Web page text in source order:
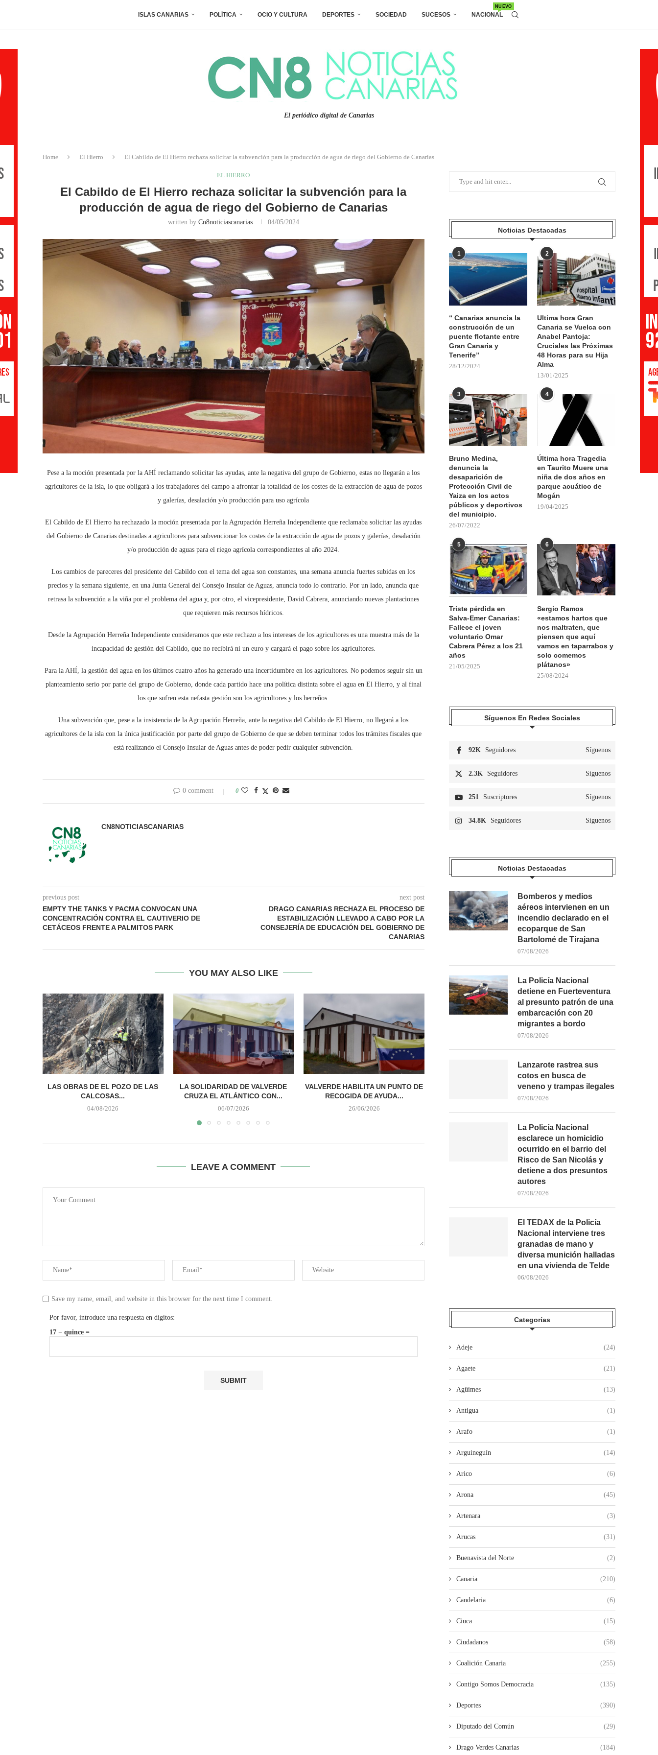
ISLAS CANARIAS POLÍTICA OCIO Y CULTURA DEPORTES SOCIEDAD SUCESOS NACIONAL
NUEVO
El periódico digital de Canarias
Home El Hierro El Cabildo de El Hierro rechaza solicitar la subvención para la producción de agua de riego del Gobierno de Canarias
EL HIERRO
El Cabildo de El Hierro rechaza solicitar la subvención para la
producción de agua de riego del Gobierno de Canarias
written by Cn8noticiascanarias 04/05/2024
Pese a la moción presentada por la AHÍ reclamando solicitar las ayudas, ante la negativa del grupo de Gobierno, estas no llegarán a los
agricultores de la isla, lo que obligará a los trabajadores del campo a afrontar la totalidad de los costes de la extracción de agua de pozos
y galerías, desalación y/o producción para uso agrícola
El Cabildo de El Hierro ha rechazado la moción presentada por la Agrupación Herreña Independiente que reclamaba solicitar las ayudas
del Gobierno de Canarias destinadas a agricultores para subvencionar los costes de la extracción de agua de pozos y galerías, desalación
y/o producción de aguas para el riego agrícola correspondientes al año 2024.
Los cambios de pareceres del presidente del Cabildo con el tema del agua son constantes, una semana anuncia fuertes subidas en los
precios y la semana siguiente, en una Junta General del Consejo Insular de Aguas, anuncia todo lo contrario. Por un lado, anuncia que
retrasa la subvención a la viña por el problema del agua y, por otro, el vicepresidente, David Cabrera, anunciando nuevas plantaciones
que requieren más recursos hídricos.
Desde la Agrupación Herreña Independiente consideramos que este rechazo a los intereses de los agricultores es una muestra más de la
incapacidad de gestión del Cabildo, que no recibirá ni un euro y cargará el pago sobre los agricultores.
Para la AHÍ, la gestión del agua en los últimos cuatro años ha generado una incertidumbre en los agricultores. No podemos seguir sin un
planteamiento serio por parte del grupo de Gobierno, donde cada partido hace una política distinta sobre el agua en El Hierro, y al final
los que sufren esta nefasta gestión son los agricultores y los herreños.
Una subvención que, pese a la insistencia de la Agrupación Herreña, ante la negativa del Cabildo de El Hierro, no llegará a los
agricultores de la isla con la única justificación por parte del grupo de Gobierno de que se deben terminar todos los trámites fiscales que
está realizando el Consejo Insular de Aguas antes de poder pedir cualquier subvención.
0 comment 0
CN8NOTICIASCANARIAS
previous post
EMPTY THE TANKS Y PACMA CONVOCAN UNA
CONCENTRACIÓN CONTRA EL CAUTIVERIO DE
CETÁCEOS FRENTE A PALMITOS PARK
next post
DRAGO CANARIAS RECHAZA EL PROCESO DE
ESTABILIZACIÓN LLEVADO A CABO POR LA
CONSEJERÍA DE EDUCACIÓN DEL GOBIERNO DE
CANARIAS
YOU MAY ALSO LIKE
LAS OBRAS DE EL POZO DE LAS
CALCOSAS...
04/08/2026
LA SOLIDARIDAD DE VALVERDE
CRUZA EL ATLÁNTICO CON...
06/07/2026
VALVERDE HABILITA UN PUNTO DE
RECOGIDA DE AYUDA...
26/06/2026
SHOWCOOKING EN VALVERDE: ASÍ
FUE LA DEGUSTACIÓN DE...
UN HOMBRE FALLECE
LEAVE A COMMENT
Save my name, email, and website in this browser for the next time I comment.
Por favor, introduce una respuesta en dígitos:
17 − quince =
Noticias Destacadas
1
“ Canarias anuncia la
construcción de un
puente flotante entre
Gran Canaria y
Tenerife”
28/12/2024
2
Ultima hora Gran
Canaria se Vuelca con
Anabel Pantoja:
Cruciales las Próximas
48 Horas para su Hija
Alma
13/01/2025
3
Bruno Medina,
denuncia la
desaparición de
Protección Civil de
Yaiza en los actos
públicos y deportivos
del municipio.
26/07/2022
4
Última hora Tragedia
en Taurito Muere una
niña de dos años en
parque acuático de
Mogán
19/04/2025
5
Triste pérdida en
Salva-Emer Canarias:
Fallece el joven
voluntario Omar
Cabrera Pérez a los 21
años
21/05/2025
6
Sergio Ramos
«estamos hartos que
nos maltraten, que
piensen que aquí
vamos en taparrabos y
solo comemos
plátanos»
25/08/2024
Síguenos En Redes Sociales
92K Seguidores Síguenos
2.3K Seguidores Síguenos
251 Suscriptores Síguenos
34.8K Seguidores Síguenos
Noticias Destacadas
Bomberos y medios
aéreos intervienen en un
incendio declarado en el
ecoparque de San
Bartolomé de Tirajana
07/08/2026
La Policía Nacional
detiene en Fuerteventura
al presunto patrón de una
embarcación con 20
migrantes a bordo
07/08/2026
Lanzarote rastrea sus
cotos en busca de
veneno y trampas ilegales
07/08/2026
La Policía Nacional
esclarece un homicidio
ocurrido en el barrio del
Risco de San Nicolás y
detiene a dos presuntos
autores
07/08/2026
El TEDAX de la Policía
Nacional interviene tres
granadas de mano y
diversa munición halladas
en una vivienda de Telde
06/08/2026
Categorías
Adeje (24)
Agaete (21)
Agüimes (13)
Antigua (1)
Arafo (1)
Arguineguín (14)
Arico (6)
Arona (45)
Artenara (3)
Arucas (31)
Buenavista del Norte (2)
Canaria (210)
Candelaria (6)
Ciuca (15)
Ciudadanos (58)
Coalición Canaria (255)
Contigo Somos Democracia (135)
Deportes (390)
Diputado del Común (29)
Drago Verdes Canarias (184)